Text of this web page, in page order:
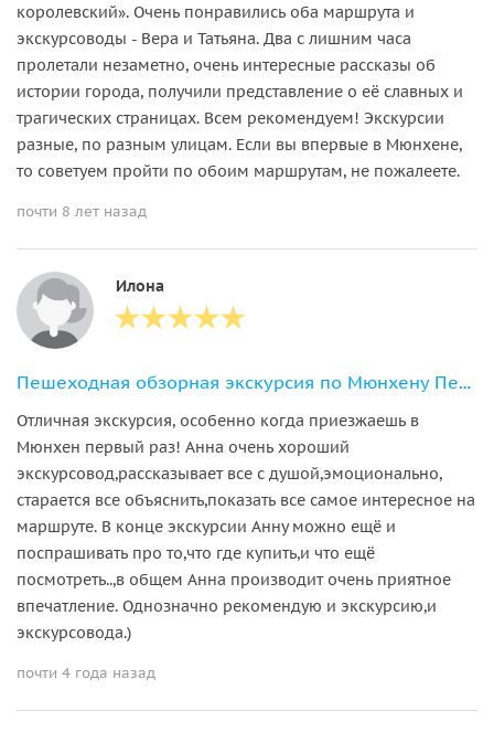
королевский». Очень понравились оба маршрута и
экскурсоводы - Вера и Татьяна. Два с лишним часа
пролетали незаметно, очень интересные рассказы об
истории города, получили представление о её славных и
трагических страницах. Всем рекомендуем! Экскурсии
разные, по разным улицам. Если вы впервые в Мюнхене,
то советуем пройти по обоим маршрутам, не пожалеете.
почти 8 лет назад
Илона
Пешеходная обзорная экскурсия по Мюнхену Первое знакомство
Отличная экскурсия, особенно когда приезжаешь в
Мюнхен первый раз! Анна очень хороший
экскурсовод,рассказывает все с душой,эмоционально,
старается все объяснить,показать все самое интересное на
маршруте. В конце экскурсии Анну можно ещё и
поспрашивать про то,что где купить,и что ещё
посмотреть..,в общем Анна производит очень приятное
впечатление. Однозначно рекомендую и экскурсию,и
экскурсовода.)
почти 4 года назад